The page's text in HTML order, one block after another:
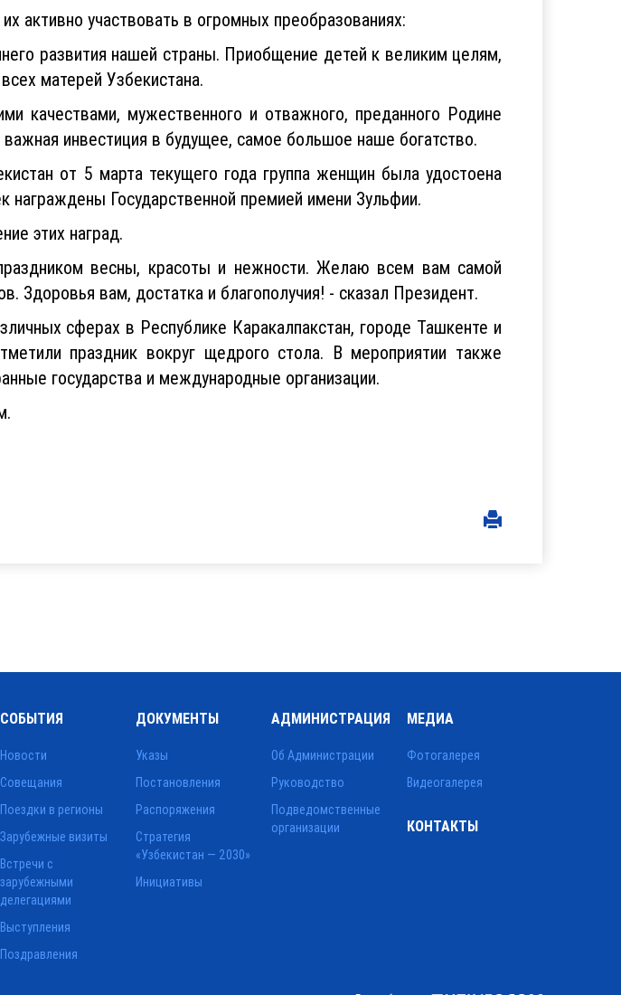
активно участвовать в огромных преобразованиях:
развития нашей страны. Приобщение детей к великим целям,
матерей Узбекистана.
качествами, мужественного и отважного, преданного Родине
инвестиция в будущее, самое большое наше богатство.
от 5 марта текущего года группа женщин была удостоена
Государственной премией имени Зульфии.
этих наград.
весны, красоты и нежности. Желаю всем вам самой
Здоровья вам, достатка и благополучия! - сказал Президент.
сферах в Республике Каракалпакстан, городе Ташкенте и
праздник вокруг щедрого стола. В мероприятии также
государства и международные организации.
СОБЫТИЯ
Новости
Совещания
Поездки в регионы
Зарубежные визиты
Встречи с
зарубежными
делегациями
Выступления
Поздравления
ДОКУМЕНТЫ
Указы
Постановления
Распоряжения
Стратегия
«Узбекистан — 2030»
Инициативы
АДМИНИСТРАЦИЯ
Об Администрации
Руководство
Подведомственные
организации
МЕДИА
Фотогалерея
Видеогалерея
КОНТАКТЫ